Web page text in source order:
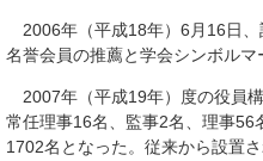
2006年（平成18年）6月16日
名誉会員の推薦と学会シンボルマ
2007年（平成19年）度の役員
常任理事16名、監事2名、理事56
1702名となった。従来から設置